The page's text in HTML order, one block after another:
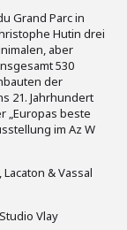
Grand Parc in
Hutin drei
aber
530
der
21. Jahrhundert
„Europas beste
im Az W
& Vassal
Vlay